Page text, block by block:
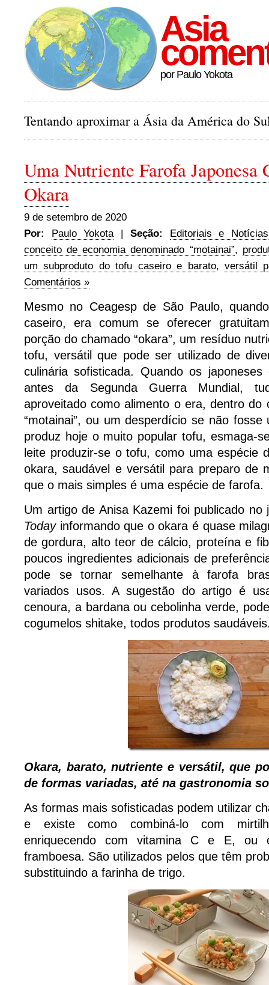
Asia
por Paulo Yokota
Tentando aproximar a Ásia da América do
Uma Nutriente Farofa Japonesa
Okara
9 de setembro de 2020
Por:
Paulo Yokota| Seção: Editoriais e Notícias
conceito de economia denominado “motainai”,
um subproduto do tofu caseiro e barato, versátil
Comentários »
Mesmo no Ceagesp de São Paulo,
caseiro, era comum se oferecer
porção do chamado “okara”, um resíduo
tofu, versátil que pode ser utilizado de
culinária sofisticada. Quando os
antes da Segunda Guerra Mundial,
aproveitado como alimento o era, dentro do
“motainai”, ou um desperdício se não fosse
produz hoje o muito popular tofu, esmaga-
leite produzir-se o tofu, como uma espécie
okara, saudável e versátil para preparo de
que o mais simples é uma espécie de farofa.
Um artigo de Anisa Kazemi foi publicado
Today informando que o okara é quase
de gordura, alto teor de cálcio, proteína e
poucos ingredientes adicionais de
pode se tornar semelhante à farofa
variados usos. A sugestão do artigo é
cenoura, a bardana ou cebolinha verde,
cogumelos shitake, todos produtos
Okara, barato, nutriente e versátil, que
de formas variadas, até na gastronomia
As formas mais sofisticadas podem utilizar
e existe como combiná-lo com
enriquecendo com vitamina C e E, ou
framboesa. São utilizados pelos que têm
substituindo a farinha de trigo.